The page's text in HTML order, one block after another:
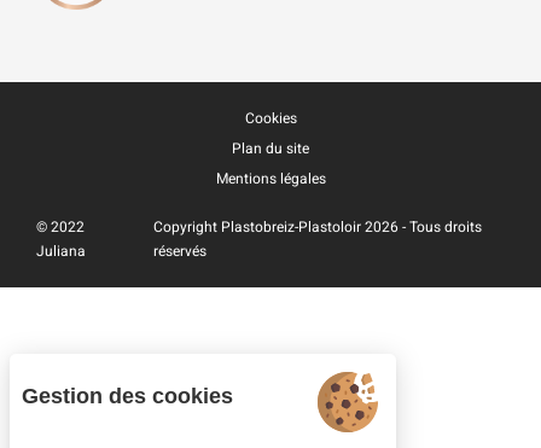
Cookies
Plan du site
Mentions légales
© 2022
Juliana
Copyright Plastobreiz-Plastoloir 2026 - Tous droits
réservés
Gestion des cookies